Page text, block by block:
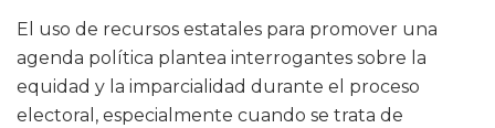
El uso de recursos estatales para promover una
agenda política plantea interrogantes sobre la
equidad y la imparcialidad durante el proceso
electoral, especialmente cuando se trata de